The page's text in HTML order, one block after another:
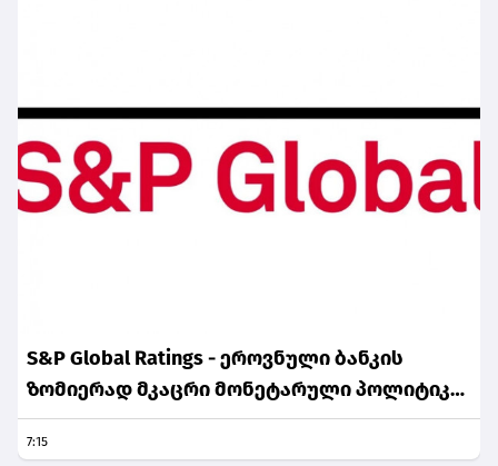
S&P Global Ratings - ეროვნული ბანკის
ზომიერად მკაცრი მონეტარული პოლიტიკა
ინფლაციური მოლოდინების სათანადო
დონეზე შენარჩუნებას უწყობს ხელს
7:15